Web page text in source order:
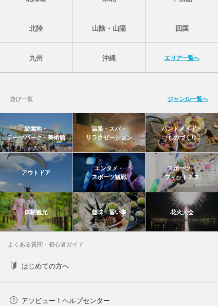
北陸 山陰・山陽 四国
九州 沖縄 エリア一覧へ
遊び一覧 ジャンル一覧へ
遊園地・
テーマパーク・美術館
温泉・スパ・
リラクゼーション
ハンドメイド・
ものづくり
アウトドア
エンタメ・
スポーツ観戦
スポーツ・
フィットネス
体験観光 趣味・習い事 花火大会
よくある質問・初心者ガイド
はじめての方へ
アソビュー！ヘルプセンター